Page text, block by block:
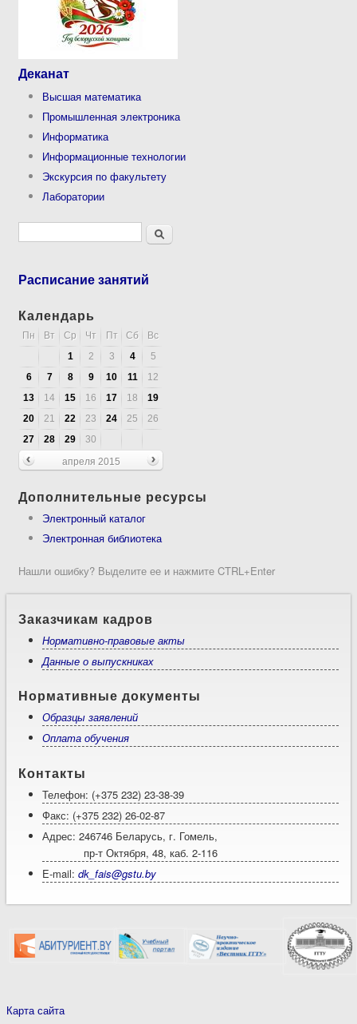
Деканат
Высшая математика
Промышленная электроника
Информатика
Информационные технологии
Экскурсия по факультету
Лаборатории
Форма поискаПоиск
Расписание занятий
Календарь
Пн Вт Ср Чт Пт Сб
Вс
1
2 3 4
5
6
7 8 9 10 11
12
13
14 15 16 17 18
19
20
21 22 23 24 25
26
27
28 29
30
апреля 2015
Дополнительные ресурсы
Электронный каталог
Электронная библиотека
Нашли ошибку? Выделите ее и нажмите CTRL+Enter
Заказчикам кадров
Нормативно-правовые акты
Данные о выпускниках
Нормативные документы
Образцы заявлений
Оплата обучения
Контакты
Телефон: (+375 232) 23-38-39
Факс: (+375 232) 26-02-87
Адрес: 246746 Беларусь, г. Гомель,
пр-т Октября, 48, каб. 2-116
E-mail:dk_fais@gstu.by
Карта сайта